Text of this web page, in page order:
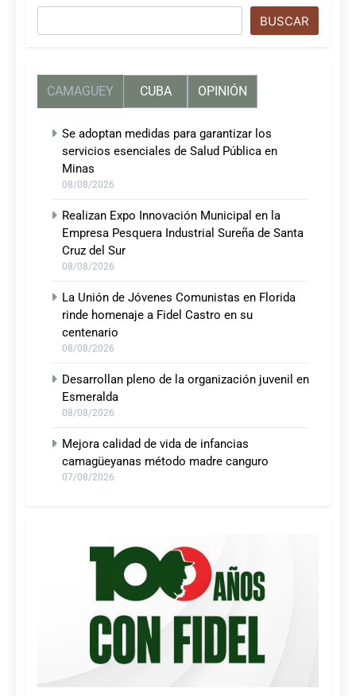
BUSCAR
CAMAGUEY CUBA OPINIÓN
Se adoptan medidas para garantizar los
servicios esenciales de Salud Pública en
Minas
08/08/2026
Realizan Expo Innovación Municipal en la
Empresa Pesquera Industrial Sureña de Santa
Cruz del Sur
08/08/2026
La Unión de Jóvenes Comunistas en Florida
rinde homenaje a Fidel Castro en su
centenario
08/08/2026
Desarrollan pleno de la organización juvenil en
Esmeralda
08/08/2026
Mejora calidad de vida de infancias
camagüeyanas método madre canguro
07/08/2026